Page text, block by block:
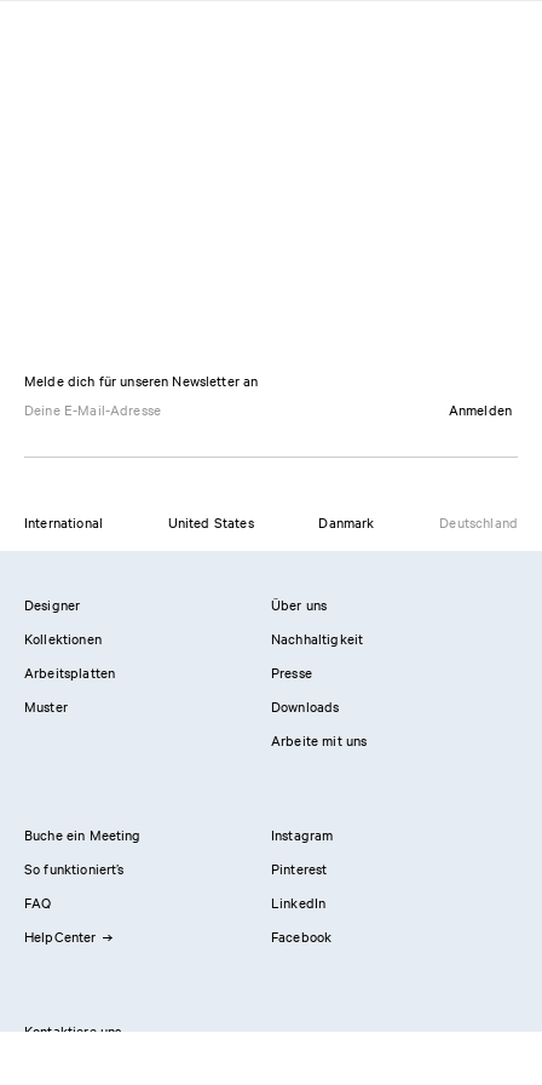
Melde dich für unseren Newsletter an
Anmelden
International United States Danmark Deutschland
Designer
Kollektionen
Arbeitsplatten
Muster
Über uns
Nachhaltigkeit
Presse
Downloads
Arbeite mit uns
Buche ein Meeting
So funktioniert’s
FAQ
HelpCenter
Instagram
Pinterest
LinkedIn
Facebook
Kontaktiere uns